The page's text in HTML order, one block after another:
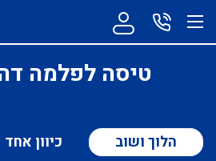
טיסה לפלמה
הלוך ושוב כיוון אחד